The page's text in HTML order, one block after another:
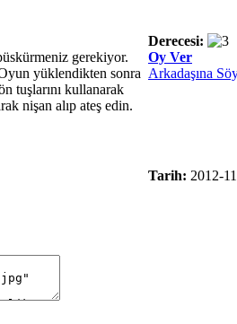
püskürmeniz gerekiyor.
Oyun yüklendikten sonra
tuşlarını kullanarak
nişan alıp ateş edin.
Derecesi:
Oy Ver
Arkadaşına
Tarih: 2012-